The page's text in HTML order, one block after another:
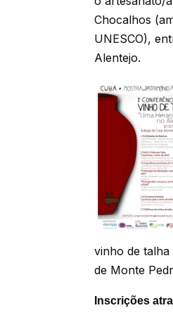
Chocalhos
UNESCO),
Alentejo.
vinho de talha
de Monte
Inscrições